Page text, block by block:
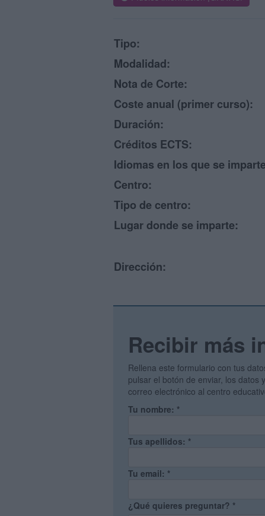
Tipo:
Modalidad:
Nota de Corte:
Coste anual (primer curso):
Duración:
Créditos ECTS:
Idiomas en los que se
Centro:
Tipo de centro:
Lugar donde se imparte:
Dirección:
Recibir más
Rellena este formulario con tus
pulsar el botón de enviar, los datos
correo electrónico al centro
Tu nombre: *
Tus apellidos: *
Tu email: *
¿Qué quieres preguntar? *